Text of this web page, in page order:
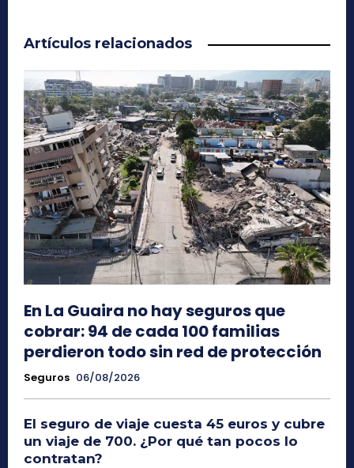
Artículos relacionados
En La Guaira no hay seguros que
cobrar: 94 de cada 100 familias
perdieron todo sin red de protección
Seguros 06/08/2026
El seguro de viaje cuesta 45 euros y cubre
un viaje de 700. ¿Por qué tan pocos lo
contratan?